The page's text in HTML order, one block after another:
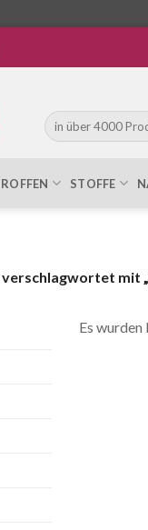
Suche
nach:
STOFFE
mit
Es